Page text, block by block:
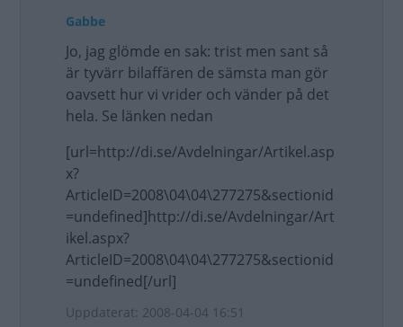
Gabbe
Jo, jag glömde en sak: trist men sant så
är tyvärr bilaffären de sämsta man gör
oavsett hur vi vrider och vänder på det
hela. Se länken nedan
[url=http://di.se/Avdelningar/Artikel.asp
x?
ArticleID=2008\04\04\277275&sectionid
=undefined]http://di.se/Avdelningar/Art
ikel.aspx?
ArticleID=2008\04\04\277275&sectionid
=undefined[/url]
Uppdaterat: 2008-04-04 16:51